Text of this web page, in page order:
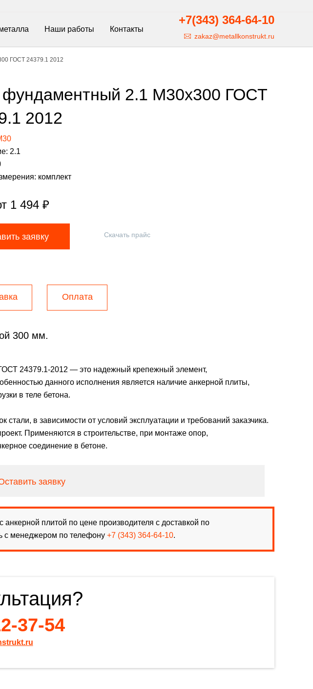
Наши работы Контакты
+7(343) 364-64-10
zakaz@metallkonstrukt.ru
ГОСТ 24379.1 2012
фундаментный 2.1 М30х300 ГОСТ
2012
2.1
комплект
1 494₽
заявку Скачать прайс
Оплата
300 мм.
24379.1-2012 — это надежный крепежный элемент,
данного исполнения является наличие анкерной плиты,
в теле бетона.
в зависимости от условий эксплуатации и требований заказчика.
Применяются в строительстве, при монтаже опор,
соединение в бетоне.
заявку
плитой по цене производителя с доставкой по
с менеджером по телефону +7 (343) 364-64-10.
37-54